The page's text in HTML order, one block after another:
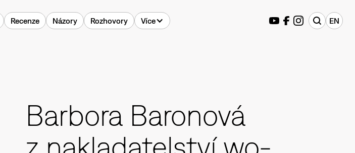
Recenze Názory Rozhovory Více EN
Barbora Baronová